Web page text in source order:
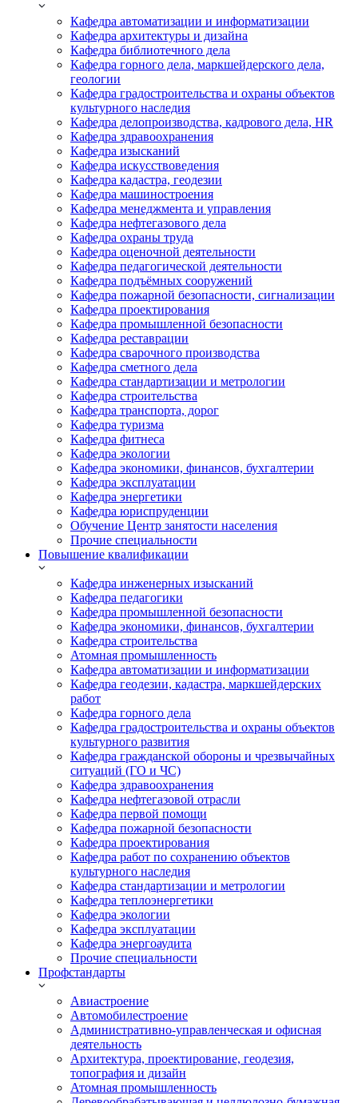
Кафедра автоматизации и информатизации
Кафедра архитектуры и дизайна
Кафедра библиотечного дела
Кафедра горного дела, маркшейдерского дела,
геологии
Кафедра градостроительства и охраны объектов
культурного наследия
Кафедра делопроизводства, кадрового дела, HR
Кафедра здравоохранения
Кафедра изысканий
Кафедра искусствоведения
Кафедра кадастра, геодезии
Кафедра машиностроения
Кафедра менеджмента и управления
Кафедра нефтегазового дела
Кафедра охраны труда
Кафедра оценочной деятельности
Кафедра педагогической деятельности
Кафедра подъёмных сооружений
Кафедра пожарной безопасности, сигнализации
Кафедра проектирования
Кафедра промышленной безопасности
Кафедра реставрации
Кафедра сварочного производства
Кафедра сметного дела
Кафедра стандартизации и метрологии
Кафедра строительства
Кафедра транспорта, дорог
Кафедра туризма
Кафедра фитнеса
Кафедра экологии
Кафедра экономики, финансов, бухгалтерии
Кафедра эксплуатации
Кафедра энергетики
Кафедра юриспруденции
Обучение Центр занятости населения
Прочие специальности
Повышение квалификации
Кафедра инженерных изысканий
Кафедра педагогики
Кафедра промышленной безопасности
Кафедра экономики, финансов, бухгалтерии
Кафедра строительства
Атомная промышленность
Кафедра автоматизации и информатизации
Кафедра геодезии, кадастра, маркшейдерских
работ
Кафедра горного дела
Кафедра градостроительства и охраны объектов
культурного развития
Кафедра гражданской обороны и чрезвычайных
ситуаций (ГО и ЧС)
Кафедра здравоохранения
Кафедра нефтегазовой отрасли
Кафедра первой помощи
Кафедра пожарной безопасности
Кафедра проектирования
Кафедра работ по сохранению объектов
культурного наследия
Кафедра стандартизации и метрологии
Кафедра теплоэнергетики
Кафедра экологии
Кафедра эксплуатации
Кафедра энергоаудита
Прочие специальности
Профстандарты
Авиастроение
Автомобилестроение
Административно-управленческая и офисная
деятельность
Архитектура, проектирование, геодезия,
топография и дизайн
Атомная промышленность